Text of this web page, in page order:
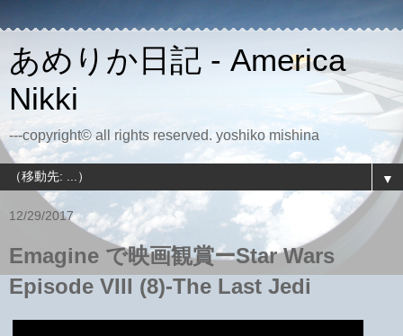
あめりか日記 - America
Nikki
---copyright© all rights reserved. yoshiko mishina
▼
12/29/2017
Emagine で映画観賞ーStar Wars
Episode VIII (8)-The Last Jedi